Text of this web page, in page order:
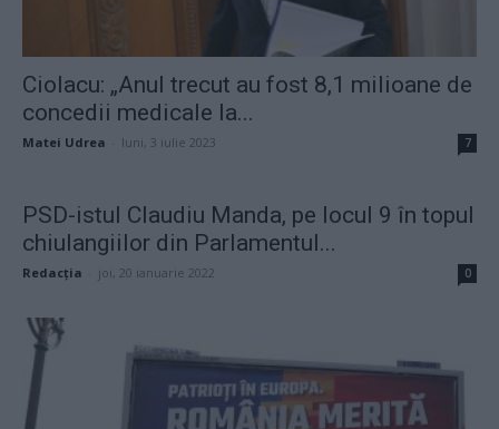
Ciolacu: „Anul trecut au fost 8,1 milioane de
concedii medicale la...
Matei Udrea luni, 3 iulie 2023 7
PSD-istul Claudiu Manda, pe locul 9 în topul
chiulangiilor din Parlamentul...
Redacţia joi, 20 ianuarie 2022 0